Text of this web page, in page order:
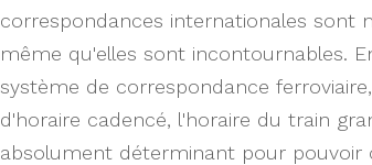
correspondances internationales sont
même qu'elles sont incontournables.
système de correspondance
d'horaire cadencé, l'horaire du train
absolument déterminant pour pouvoir